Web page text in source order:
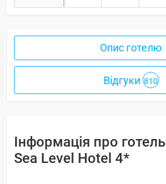
Опис готелю
Відгуки 810
Інформація про готель
Sea Level Hotel 4*